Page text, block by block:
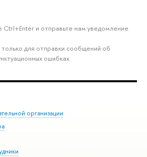
и отправьте нам уведомление.
для отправки сообщений об
ошибках.
организации